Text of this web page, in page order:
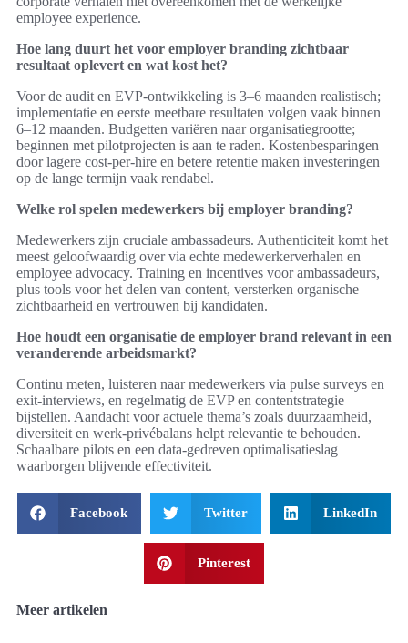
employee experience.
Hoe lang duurt het voor employer branding zichtbaar
resultaat oplevert en wat kost het?
Voor de audit en EVP-ontwikkeling is 3–6 maanden realistisch;
implementatie en eerste meetbare resultaten volgen vaak binnen
6–12 maanden. Budgetten variëren naar organisatiegrootte;
beginnen met pilotprojecten is aan te raden. Kostenbesparingen
door lagere cost-per-hire en betere retentie maken investeringen
op de lange termijn vaak rendabel.
Welke rol spelen medewerkers bij employer branding?
Medewerkers zijn cruciale ambassadeurs. Authenticiteit komt het
meest geloofwaardig over via echte medewerkerverhalen en
employee advocacy. Training en incentives voor ambassadeurs,
plus tools voor het delen van content, versterken organische
zichtbaarheid en vertrouwen bij kandidaten.
Hoe houdt een organisatie de employer brand relevant in een
veranderende arbeidsmarkt?
Continu meten, luisteren naar medewerkers via pulse surveys en
exit-interviews, en regelmatig de EVP en contentstrategie
bijstellen. Aandacht voor actuele thema’s zoals duurzaamheid,
diversiteit en werk-privébalans helpt relevantie te behouden.
Schaalbare pilots en een data-gedreven optimalisatieslag
waarborgen blijvende effectiviteit.
Facebook Twitter LinkedIn
Pinterest
Meer artikelen